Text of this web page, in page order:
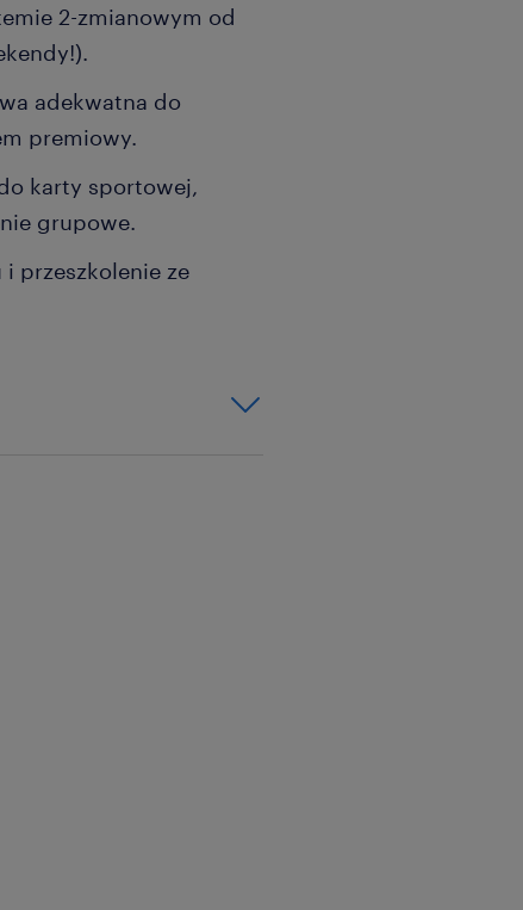
2-zmianowym od
adekwatna do
premiowy.
karty sportowej,
grupowe.
i przeszkolenie ze